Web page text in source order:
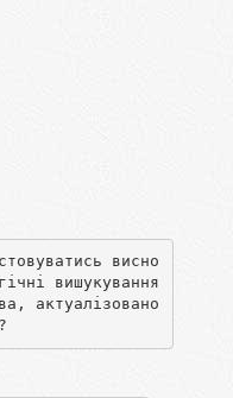
висно
вишукування
актуалізовано